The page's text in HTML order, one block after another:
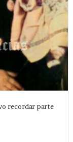
recordar parte